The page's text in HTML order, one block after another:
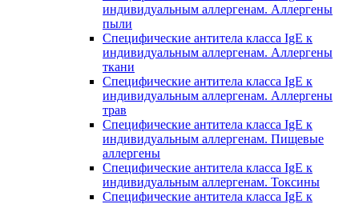
индивидуальным аллергенам. Аллергены
пыли
Специфические антитела класса IgE к
индивидуальным аллергенам. Аллергены
ткани
Специфические антитела класса IgE к
индивидуальным аллергенам. Аллергены
трав
Специфические антитела класса IgE к
индивидуальным аллергенам. Пищевые
аллергены
Специфические антитела класса IgE к
индивидуальным аллергенам. Токсины
Специфические антитела класса IgE к